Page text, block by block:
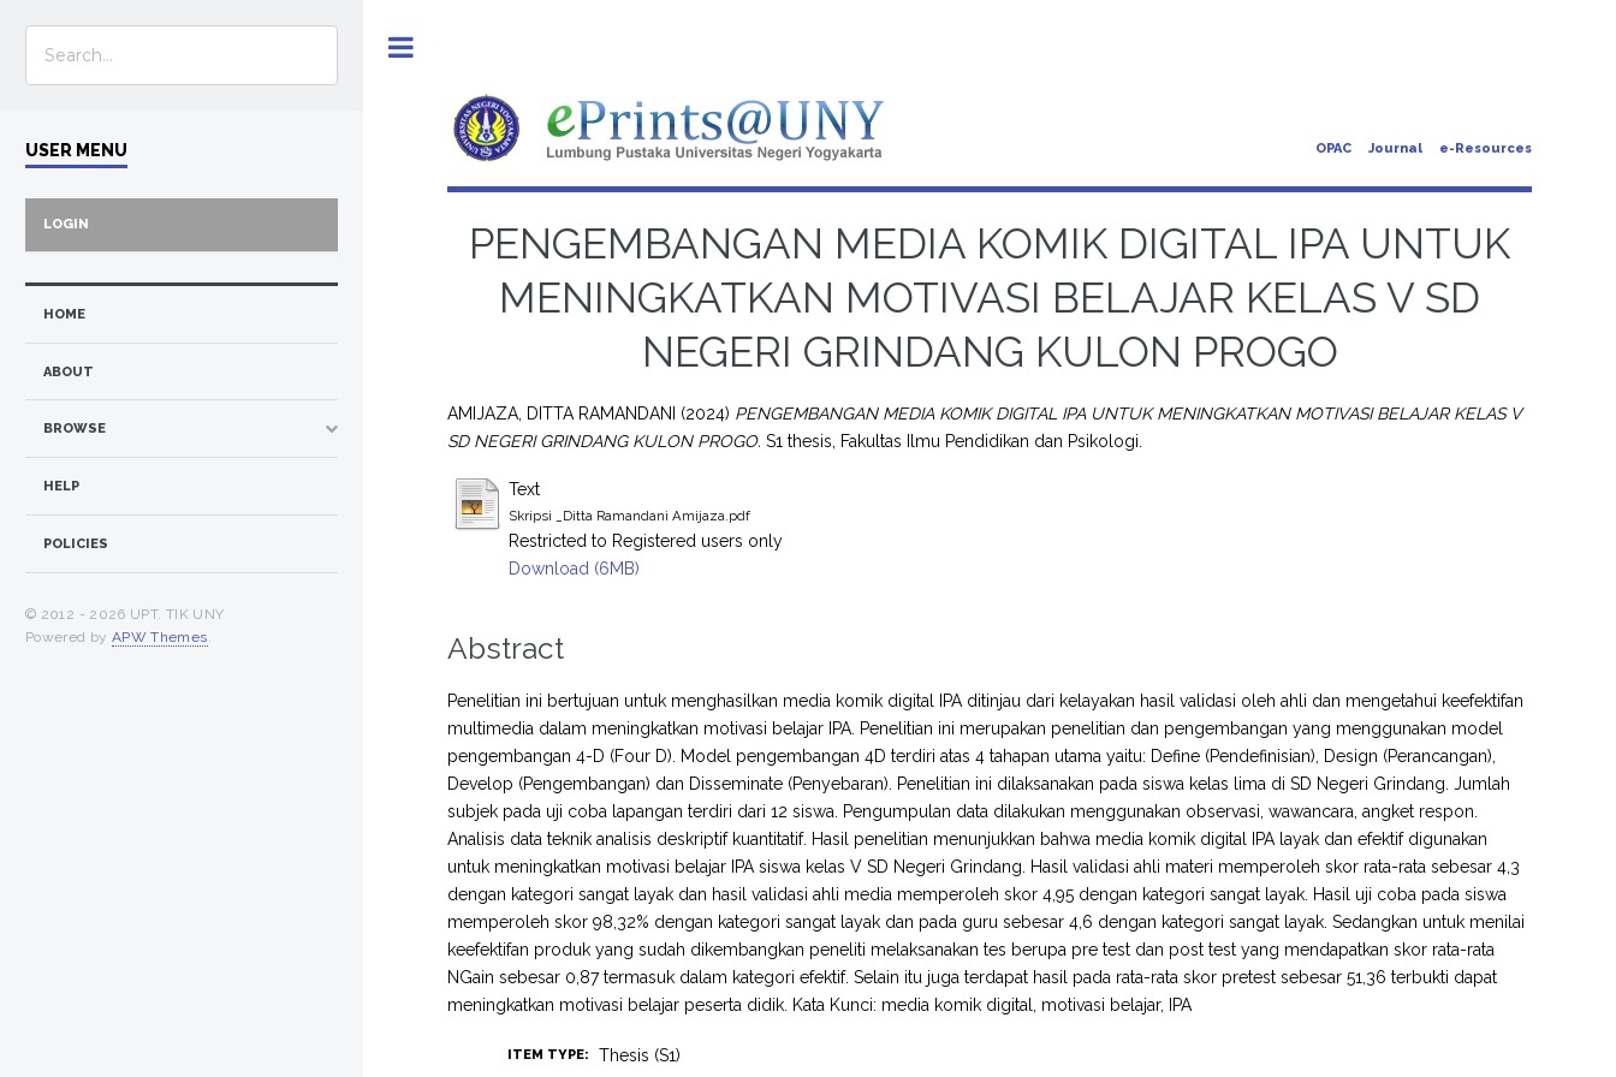
OPAC Journal e-Resources
PENGEMBANGAN MEDIA KOMIK DIGITAL IPA UNTUK
MENINGKATKAN MOTIVASI BELAJAR KELAS V SD
NEGERI GRINDANG KULON PROGO
AMIJAZA, DITTA RAMANDANI (2024) PENGEMBANGAN MEDIA KOMIK DIGITAL IPA UNTUK MENINGKATKAN MOTIVASI BELAJAR KELAS V
SD NEGERI GRINDANG KULON PROGO. S1 thesis, Fakultas Ilmu Pendidikan dan Psikologi.
Text
Skripsi _Ditta Ramandani Amijaza.pdf
Restricted to Registered users only
Download (6MB)
Abstract
Penelitian ini bertujuan untuk menghasilkan media komik digital IPA ditinjau dari kelayakan hasil validasi oleh ahli dan mengetahui keefektifan
multimedia dalam meningkatkan motivasi belajar IPA. Penelitian ini merupakan penelitian dan pengembangan yang menggunakan model
pengembangan 4-D (Four D). Model pengembangan 4D terdiri atas 4 tahapan utama yaitu: Define (Pendefinisian), Design (Perancangan),
Develop (Pengembangan) dan Disseminate (Penyebaran). Penelitian ini dilaksanakan pada siswa kelas lima di SD Negeri Grindang. Jumlah
subjek pada uji coba lapangan terdiri dari 12 siswa. Pengumpulan data dilakukan menggunakan observasi, wawancara, angket respon.
Analisis data teknik analisis deskriptif kuantitatif. Hasil penelitian menunjukkan bahwa media komik digital IPA layak dan efektif digunakan
untuk meningkatkan motivasi belajar IPA siswa kelas V SD Negeri Grindang. Hasil validasi ahli materi memperoleh skor rata-rata sebesar 4,3
dengan kategori sangat layak dan hasil validasi ahli media memperoleh skor 4,95 dengan kategori sangat layak. Hasil uji coba pada siswa
memperoleh skor 98,32% dengan kategori sangat layak dan pada guru sebesar 4,6 dengan kategori sangat layak. Sedangkan untuk menilai
keefektifan produk yang sudah dikembangkan peneliti melaksanakan tes berupa pre test dan post test yang mendapatkan skor rata-rata
NGain sebesar 0,87 termasuk dalam kategori efektif. Selain itu juga terdapat hasil pada rata-rata skor pretest sebesar 51,36 terbukti dapat
meningkatkan motivasi belajar peserta didik. Kata Kunci: media komik digital, motivasi belajar, IPA
ITEM TYPE: Thesis (S1)
USER MENU
LOGIN
HOME
ABOUT
BROWSE
HELP
POLICIES
© 2012 - 2026 UPT. TIK UNY
Powered by APW Themes